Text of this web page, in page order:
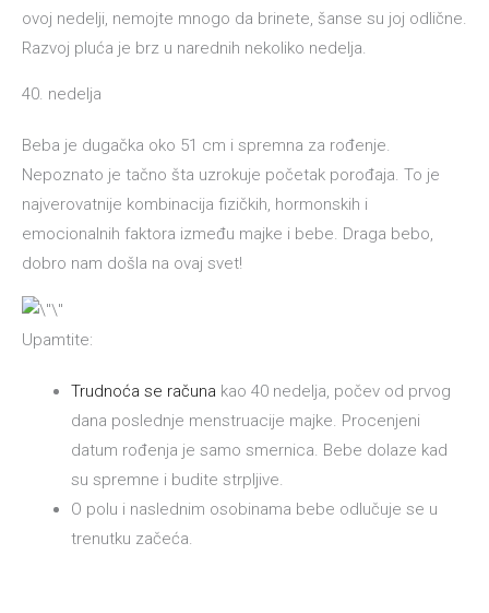
ovoj nedelji, nemojte mnogo da brinete, šanse su joj odlične.
Razvoj pluća je brz u narednih nekoliko nedelja.
40. nedelja
Beba je dugačka oko 51 cm i spremna za rođenje.
Nepoznato je tačno šta uzrokuje početak porođaja. To je
najverovatnije kombinacija fizičkih, hormonskih i
emocionalnih faktora između majke i bebe. Draga bebo,
dobro nam došla na ovaj svet!
Upamtite:
Trudnoća se računa kao 40 nedelja, počev od prvog
dana poslednje menstruacije majke. Procenjeni
datum rođenja je samo smernica. Bebe dolaze kad
su spremne i budite strpljive.
O polu i naslednim osobinama bebe odlučuje se u
trenutku začeća.